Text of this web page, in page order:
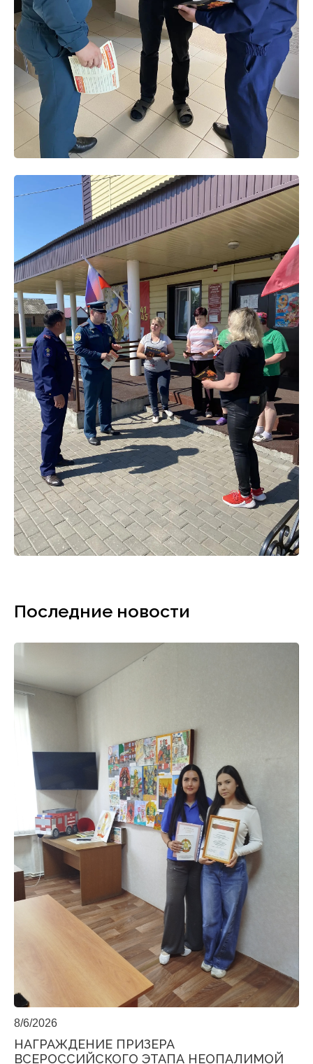
Последние новости
8/6/2026
НАГРАЖДЕНИЕ ПРИЗЕРА
ВСЕРОССИЙСКОГО ЭТАПА НЕОПАЛИМОЙ